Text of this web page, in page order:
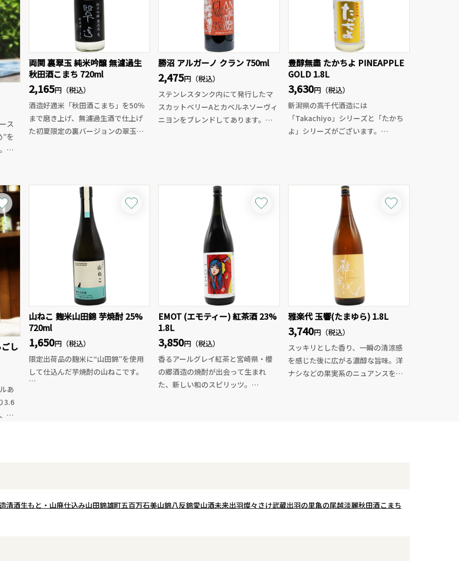
ス
”を
す
精
軽
ほ
テ
な
と
上
！
両関 裏翠玉 純米吟醸 無濾過生
秋田酒こまち 720ml
2,165円（税込）
酒造好適米「秋田酒こまち」を50％
まで磨き上げ、無濾過生酒で仕上げ
た初夏限定の裏バージョンの翠玉で
ある旨味が広がり、後半はやや辛口
にキレていく軽快な仕上がり。
無濾過生ならではのフレッシュ感
と、柔らかく伸びやかな味わいが心
地よく、これからの季節にぴったり
定番の表翠玉とはまた違う、味わい
のコントラストもぜひお楽しみくだ
さい。しっかり冷やしてお楽しみく
ださい。
勝沼 アルガーノ クラン 750ml
2,475円（税込）
ステンレスタンク内にて発行したマ
スカットベリーAとカベルネソーヴィ
ニヨンをブレンドしてあります。
調和しています。飲みごこちの良い
赤ワインは豚肉のコンフィ、ネギ
ま、つくねなどの鶏肉料理と相性が
良さそうです。アルガーノクランと
はアルガの族という意味です。
豊醇無盡 たかちよ PINEAPPLE
GOLD 1.8L
3,630円（税込）
新潟県の高千代酒造には
「Takachiyo」シリーズと「たかち
よ」シリーズがございます。
今回はその名の通り、南国トロピカ
ルな完熟パインです！濃厚且つ滑ら
かな旨味と甘味、開けたてにはガス
感があり、溌溂とした味わい。無濾
過のフレッシュさとジューシーさが
広がり、余韻も長めで楽しめる夏季
し
あ
3.6
果
ー
で
山ねこ 麹米山田錦 芋焼酎 25%
720ml
1,650円（税込）
限定出荷品の麹米に“山田錦”を使用
して仕込んだ芋焼酎の山ねこです。
蒸留所が手掛けた新たなタイプの芋
EMOT (エモティー) 紅茶酒 23%
1.8L
3,850円（税込）
香るアールグレイ紅茶と宮崎県・櫻
の郷酒造の焼酎が出会って生まれ
た、新しい和のスピリッツ。
プ飯にも相性抜群です！
雅楽代 玉響(たまゆら) 1.8L
3,740円（税込）
スッキリとした香り、一瞬の清涼感
を感じた後に広がる濃醇な旨味。洋
ナシなどの果実系のニュアンスを感
軽いシルクのような質感。派手さを
清酒生もと・山廃仕込み山田錦雄町五百万石美山錦八反錦愛山酒未来出羽燦々 さけ武蔵出羽の里亀の尾越淡麗秋田酒こまち